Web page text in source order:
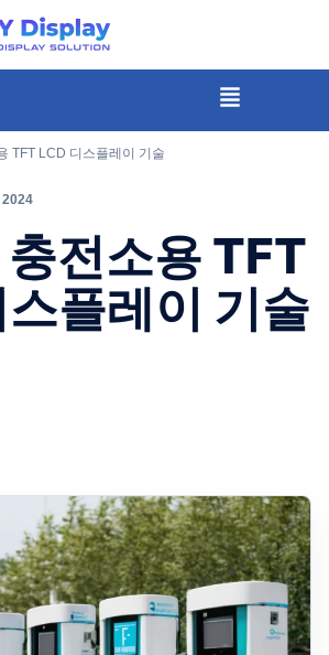
메
뉴
TFT LCD 디스플레이 기술
2024
전소용 TFT
플레이 기술